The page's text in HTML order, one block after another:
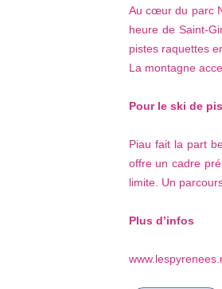
Au cœur du parc
heure de Saint-
pistes raquettes
La montagne
Pour le ski de
Piau fait la part
offre un cadre
limite. Un
Plus d’infos